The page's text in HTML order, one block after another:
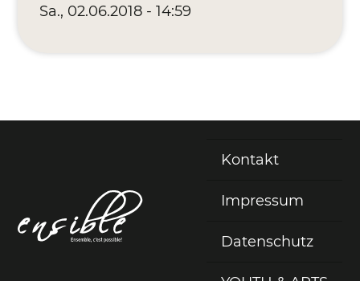
Sa., 02.06.2018 - 14:59
Fußzeile
Kontakt
Impressum
Datenschutz